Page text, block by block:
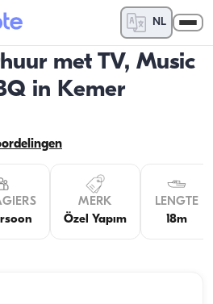
NL
met TV, Music
in Kemer
MERK
Özel Yapım
LENGTE
18m